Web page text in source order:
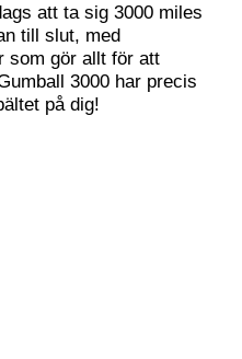
att ta sig 3000 miles
till slut, med
som gör allt för att
3000 har precis
på dig!